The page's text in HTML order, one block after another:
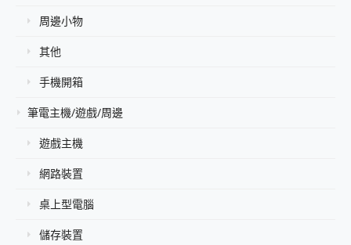
周邊小物
其他
手機開箱
筆電主機/遊戲/周邊
遊戲主機
網路裝置
桌上型電腦
儲存裝置